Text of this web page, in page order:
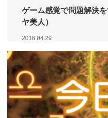
ゲーム感覚で問題解決
ヤ美人）
2016.04.29